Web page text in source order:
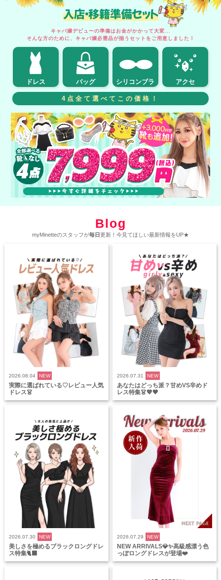
入店・移籍準備セット
キャバ嬢デビューの準備はお金がかかって大変...
そんな方のために、キャバ嬢必需品が揃うセットをご用意しました！
ドレス バッグ シリコンブラ アクセ
4点全て選べてこの価格！
Blog
myMinetteのスタッフが毎日更新！今見てほしい最新情報をUP★
2026.08.04 NEW
実際に選ばれている♡レビュー人気
ドレス👗
2026.07.31 NEW
あなたはどっち派？甘めVS辛めド
レス特集👗💖🖤
2026.07.30 NEW
美しさを極めるブラックロングドレ
ス特集🐈‍⬛
2026.07.29 NEW
NEW ARRIVALS💎✨高級感漂う色
っぽロングドレスが登場❤️